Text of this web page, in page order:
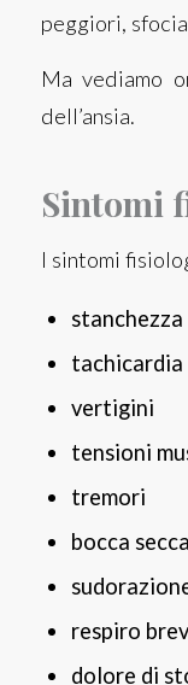
peggiori,
Ma vediamo
dell’ansia.
Sintomi
I sintomi
stanchezza
tachicardia
vertigini
tensioni
tremori
bocca secca
respiro
dolore di